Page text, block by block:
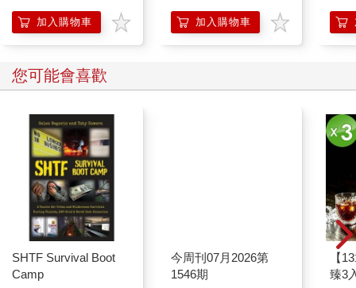
加入購物車 加入購物車
您可能會喜歡
SHTF Survival Boot
Camp
今周刊07月2026第
1546期
【
臻3